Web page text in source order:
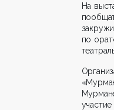
На
по